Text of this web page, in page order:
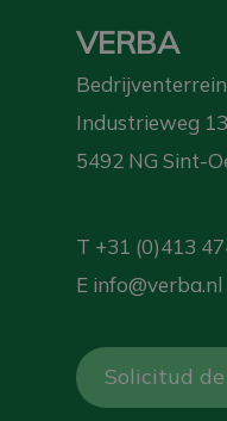
VERBA
Industrieweg 13
5492 NG Sint-
T +31 (0)413
E info@verba.nl
Solicitud